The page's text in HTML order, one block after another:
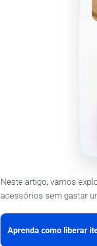
Neste artigo, vamos
acessórios sem gastar
Aprenda como liberar